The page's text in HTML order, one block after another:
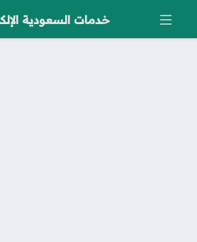
خدمات السعودية